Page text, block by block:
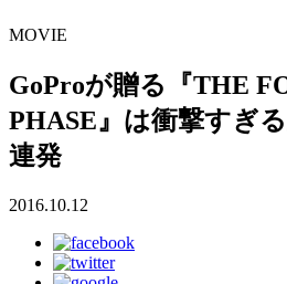
MOVIE
GoProが贈る『THE
PHASE』は衝撃すぎ
連発
2016.10.12